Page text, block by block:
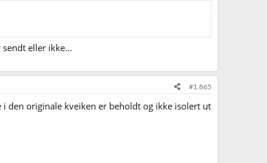
eller ikke...
#1.865
den originale kveiken er beholdt og ikke isolert ut